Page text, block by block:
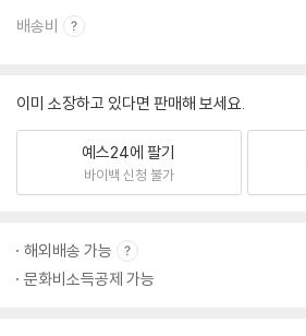
배송비
이미 소장하고 있다면 판매해 보세요.
예스24에 팔기
바이백 신청 불가
해외배송 가능
문화비소득공제 가능